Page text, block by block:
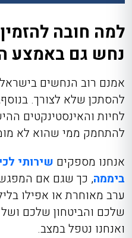
למה חובה
נחש גם באמצע
אמנם רוב הנחשים
להסתכן שלא לצורך.
לחיות והאינסטינקטים
להתחמק ממי שהוא לא
אנחנו מספקים
ביממה, כך שגם אם
ערב מאוחרת או אפילו
שלכם והביטחון שלכם ושל
ואנחנו נטפל במצב.